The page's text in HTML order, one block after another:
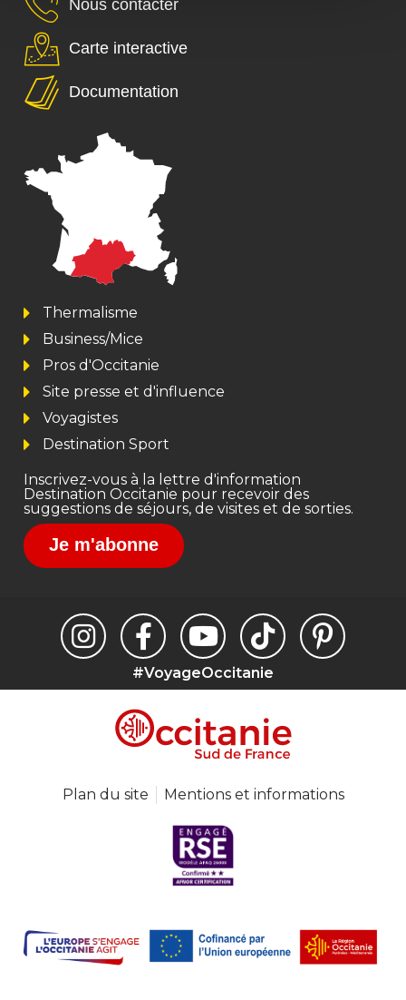
Nous contacter
Carte interactive
Documentation
Thermalisme
Business/Mice
Pros d'Occitanie
Site presse et d'influence
Voyagistes
Destination Sport
Inscrivez-vous à la lettre d'information
Destination Occitanie pour recevoir des
suggestions de séjours, de visites et de sorties.
Je m'abonne
#VoyageOccitanie
Plan du site Mentions et informations